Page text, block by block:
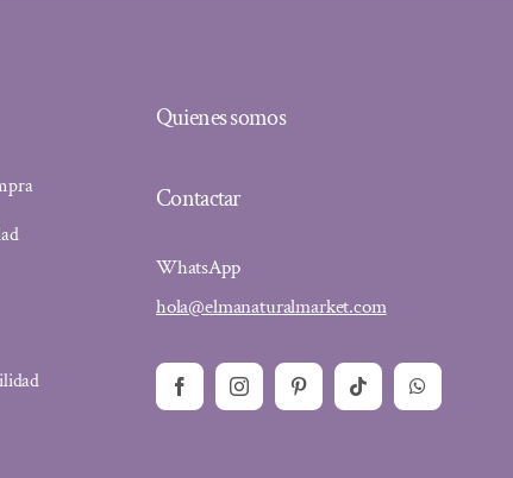
Quienes somos
Contactar
WhatsApp
hola@elmanaturalmarket.com